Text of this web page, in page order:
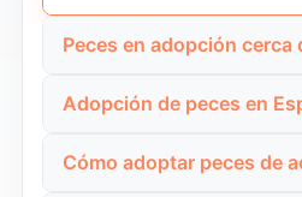
Peces en adopción cerca
La búsqueda de peces en
es muy común, ya que la
el estrés durante el
Adopción de peces en
La adopción de peces en
debido a una mayor
Cómo adoptar peces de